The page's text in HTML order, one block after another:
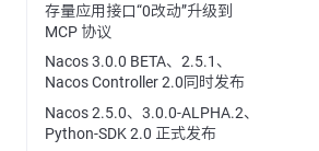
存量应用接口“0改动”升级到
MCP 协议
Nacos 3.0.0 BETA、2.5.1、
Nacos Controller 2.0同时发布
Nacos 2.5.0、3.0.0-ALPHA.2、
Python-SDK 2.0 正式发布